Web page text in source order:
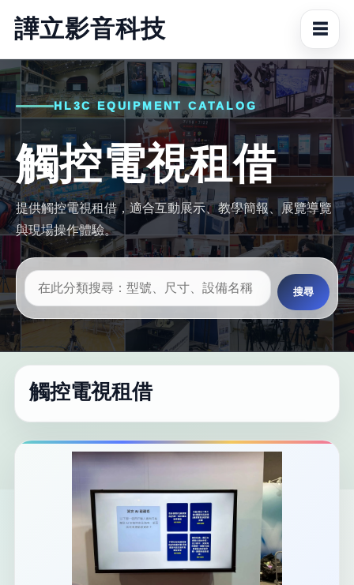
譁立影音科技 ☰
HL3C EQUIPMENT CATALOG
觸控電視租借
提供觸控電視租借，適合互動展示、教學簡報、展覽導覽
與現場操作體驗。
搜尋
觸控電視租借